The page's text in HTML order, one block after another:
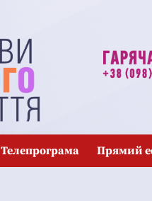
Телепрограма Прямий